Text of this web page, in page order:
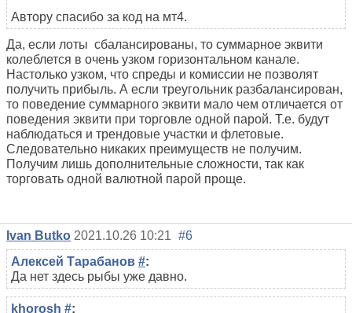
Автору спасибо за код на мт4.
Да, если лоты сбалансированы, то суммарное эквити
колеблется в очень узком горизонтальном канале.
Настолько узком, что спреды и комиссии не позволят
получить прибыль. А если треугольник разбалансирован,
то поведение суммарного эквити мало чем отличается от
поведения эквити при торговле одной парой. Т.е. будут
наблюдаться и трендовые участки и флетовые.
Следовательно никаких преимуществ не получим.
Получим лишь дополнительные сложности, так как
торговать одной валютной парой проще.
Ivan Butko 2021.10.26 10:21 #6
Алексей Тарабанов #:
Да нет здесь рыбы уже давно.
khorosh #: